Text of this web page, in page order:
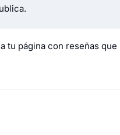
tu página con reseñas